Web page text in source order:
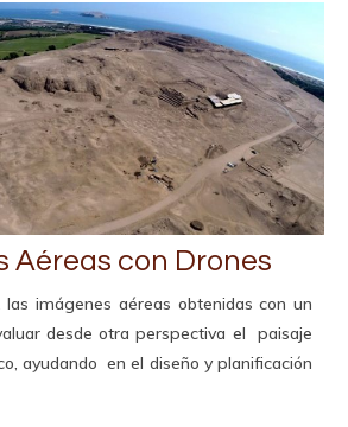
Aéreas con Drones
las imágenes aéreas obtenidas con un
desde otra perspectiva el paisaje
ayudando en el diseño y planificación